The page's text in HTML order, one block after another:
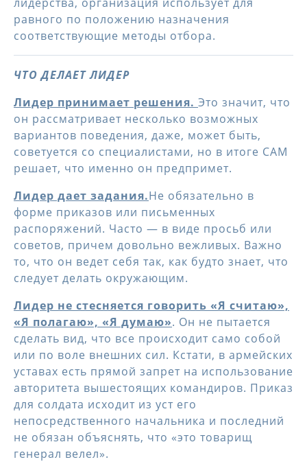
равного по положению назначения
соответствующие методы отбора.
ЧТО ДЕЛАЕТ ЛИДЕР
Лидер принимает решения. Это значит, что
он рассматривает несколько возможных
вариантов поведения, даже, может быть,
советуется со специалистами, но в итоге САМ
решает, что именно он предпримет.
Лидер дает задания.Не обязательно в
форме приказов или письменных
распоряжений. Часто — в виде просьб или
советов, причем довольно вежливых. Важно
то, что он ведет себя так, как будто знает, что
следует делать окружающим.
Лидер не стесняется говорить «Я считаю»,
«Я полагаю», «Я думаю». Он не пытается
сделать вид, что все происходит само собой
или по воле внешних сил. Кстати, в армейских
уставах есть прямой запрет на использование
авторитета вышестоящих командиров. Приказ
для солдата исходит из уст его
непосредственного начальника и последний
не обязан объяснять, что «это товарищ
генерал велел».